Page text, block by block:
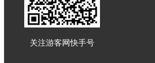
关注游客网快手号